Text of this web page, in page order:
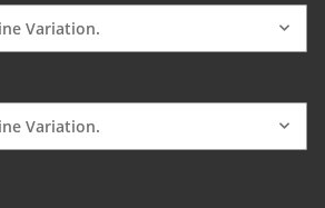
Variation.
Variation.